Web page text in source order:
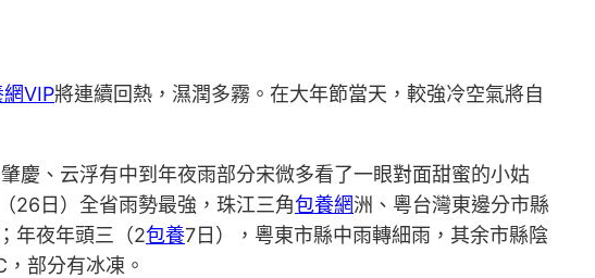
VIP將連續回熱，濕潤多霧。在大年節當天，較強冷空氣將自
慶、云浮有中到年夜雨部分宋微多看了一眼對面甜蜜的小姑
26日）全省雨勢最強，珠江三角包養網洲、粵台灣東邊分市縣
年夜年頭三（2包養7日），粵東市縣中雨轉細雨，其余市縣陰
部分有冰凍。